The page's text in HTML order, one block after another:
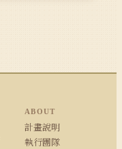
ABOUT
計畫說明
執行團隊